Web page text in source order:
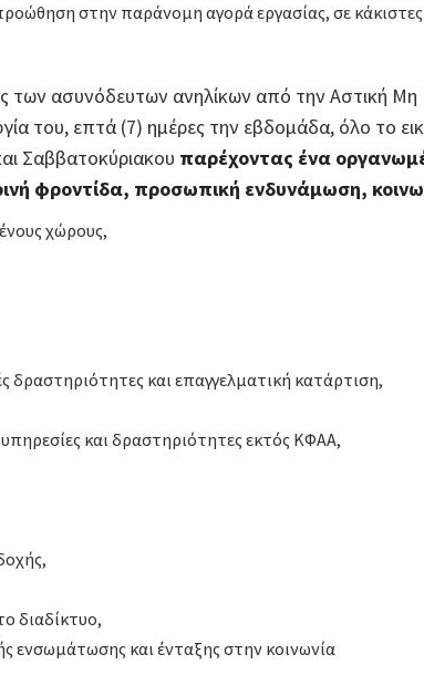
στην παράνομη αγορά εργασίας, σε κάκιστες
των ασυνόδευτων ανηλίκων από την Αστική Μη
του, επτά (7) ημέρες την εβδομάδα, όλο το
Σαββατοκύριακου παρέχοντας ένα
φροντίδα, προσωπική ενδυνάμωση,
χώρους,
δραστηριότητες και επαγγελματική κατάρτιση,
και δραστηριότητες εκτός ΚΦΑΑ,
διαδίκτυο,
ενσωμάτωσης και ένταξης στην κοινωνία